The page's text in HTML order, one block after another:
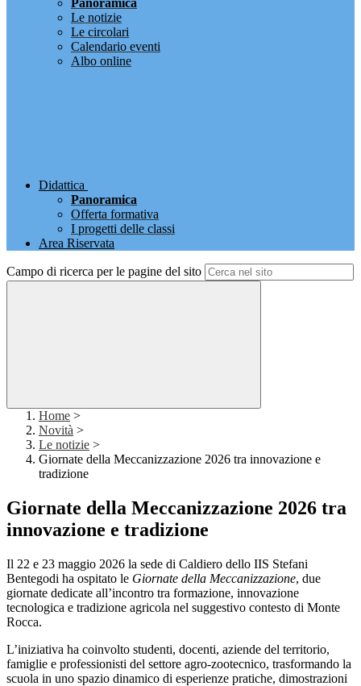
Panoramica
Le notizie
Le circolari
Calendario eventi
Albo online
Didattica
Panoramica
Offerta formativa
I progetti delle classi
Area Riservata
Campo di ricerca per le pagine del sito
Home >
Novità >
Le notizie >
Giornate della Meccanizzazione 2026 tra innovazione e
tradizione
Giornate della Meccanizzazione 2026 tra
innovazione e tradizione
Il 22 e 23 maggio 2026 la sede di Caldiero dello IIS Stefani
Bentegodi ha ospitato le Giornate della Meccanizzazione, due
giornate dedicate all’incontro tra formazione, innovazione
tecnologica e tradizione agricola nel suggestivo contesto di Monte
Rocca.
L’iniziativa ha coinvolto studenti, docenti, aziende del territorio,
famiglie e professionisti del settore agro-zootecnico, trasformando la
scuola in uno spazio dinamico di esperienze pratiche, dimostrazioni